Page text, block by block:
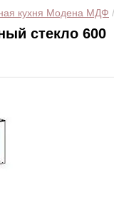
кухня Модена МДФ
стекло 600